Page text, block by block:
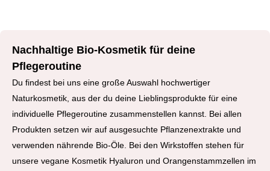
Nachhaltige Bio-Kosmetik für deine
Pflegeroutine
Du findest bei uns eine große Auswahl hochwertiger
Naturkosmetik, aus der du deine Lieblingsprodukte für eine
individuelle Pflegeroutine zusammenstellen kannst. Bei allen
Produkten setzen wir auf ausgesuchte Pflanzenextrakte und
verwenden nährende Bio-Öle. Bei den Wirkstoffen stehen für
unsere vegane Kosmetik Hyaluron und Orangenstammzellen im